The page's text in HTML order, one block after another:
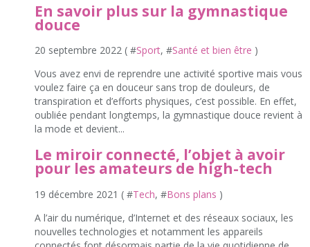
En savoir plus sur la gymnastique
douce
20 septembre 2022 ( #Sport, #Santé et bien être )
Vous avez envi de reprendre une activité sportive mais vous
voulez faire ça en douceur sans trop de douleurs, de
transpiration et d’efforts physiques, c’est possible. En effet,
oubliée pendant longtemps, la gymnastique douce revient à
la mode et devient...
Le miroir connecté, l’objet à avoir
pour les amateurs de high-tech
19 décembre 2021 ( #Tech, #Bons plans )
A l’air du numérique, d’Internet et des réseaux sociaux, les
nouvelles technologies et notamment les appareils